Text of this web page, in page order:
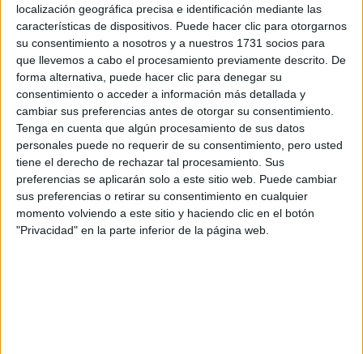
localización geográfica precisa e identificación mediante las
características de dispositivos. Puede hacer clic para otorgarnos
su consentimiento a nosotros y a nuestros 1731 socios para
que llevemos a cabo el procesamiento previamente descrito. De
forma alternativa, puede hacer clic para denegar su
consentimiento o acceder a información más detallada y
cambiar sus preferencias antes de otorgar su consentimiento.
Tenga en cuenta que algún procesamiento de sus datos
personales puede no requerir de su consentimiento, pero usted
tiene el derecho de rechazar tal procesamiento. Sus
preferencias se aplicarán solo a este sitio web. Puede cambiar
sus preferencias o retirar su consentimiento en cualquier
momento volviendo a este sitio y haciendo clic en el botón
"Privacidad" en la parte inferior de la página web.
Otros
Producto
Producto
Web pensada para poder ofrecer diferentes
productos propios y ajenos para que los
aficionados los puedan adquirir
Divulgación
Dossier
Webs
Comunicados